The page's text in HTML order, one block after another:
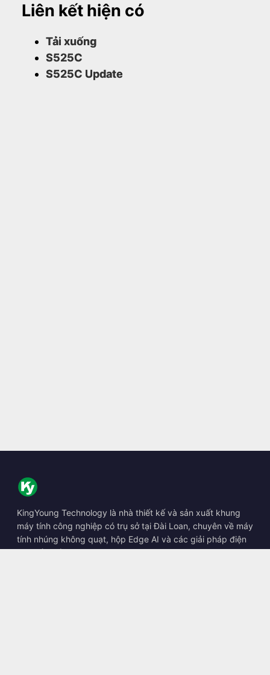
Liên kết hiện có
Tải xuống
S525C
S525C Update
KingYoung Technology là nhà thiết kế và sản xuất khung
máy tính công nghiệp có trụ sở tại Đài Loan, chuyên về máy
tính nhúng không quạt, hộp Edge AI và các giải pháp điện
toán bền bỉ.